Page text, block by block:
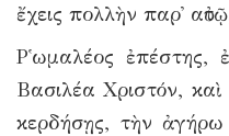
ἔχεις πολλὴν παρ᾿
Ρ῾ωμαλέος ἐπέστης,
Βασιλέα Χριστόν,
κερδήσῃς, τὴν ἀγήρω